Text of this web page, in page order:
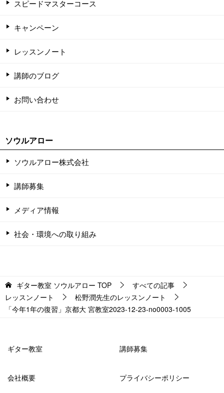
スピードマスターコース
キャンペーン
レッスンノート
講師のブログ
お問い合わせ
ソウルアロー
ソウルアロー株式会社
講師募集
メディア情報
社会・環境への取り組み
ギター教室 ソウルアロー TOP
すべての記事
レッスンノート
松野潤先生のレッスンノート
「今年1年の復習」京都大 宮教室2023-12-23-no0003-­1005
ギター教室 講師募集
会社概要 プライバシーポリシー